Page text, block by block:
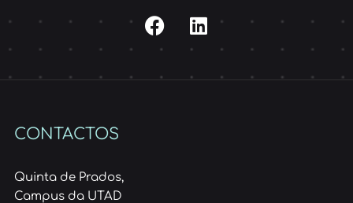
CONTACTOS
Quinta de Prados,
Campus da UTAD